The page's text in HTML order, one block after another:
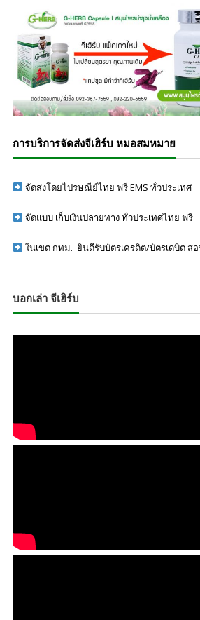
การบริการจัดส่งจีเฮิร์บ หมอสมหมาย
จัดส่งโดยไปรษณีย์ไทย ฟรี EMS ทั่วประเทศ
จัดแบบ เก็บเงินปลายทาง ทั่วประเทศไทย ฟรี
ในเขต กทม. ยินดีรับบัตรเครดิต/บัตรเดบิต ส
บอกเล่า จีเฮิร์บ